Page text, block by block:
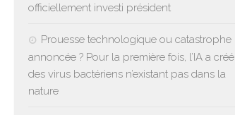
officiellement investi président
Prouesse technologique ou catastrophe
annoncée ? Pour la première fois, l’IA a créé
des virus bactériens n’existant pas dans la
nature